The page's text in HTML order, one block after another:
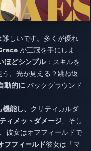
しいです。多くが優れ
が王冠を手にしま
ほどシンプル：スキルを
。光が見える？跳ね返
動的に バックグラウンド
能し、 クリティカルダ
ィメットダメージ 、そし
彼女はオフフィールドで
フフィールド彼女は「マ